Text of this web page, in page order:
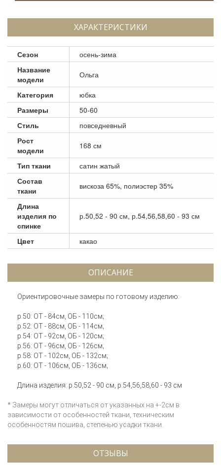
ХАРАКТЕРИСТИКИ
Сезон
осень-зима
Название
модели
Ольга
Категория
юбка
Размеры
50-60
Стиль
повседневный
Рост
модели
168 см
Тип ткани
сатин жатый
Состав
ткани
вискоза 65%, полиэстер 35%
Длина
изделия по
спинке
р.50,52 - 90 см, р.54,56,58,60 - 93 см
Цвет какао
ОПИСАНИЕ
Ориентировочные замеры по готовому изделию:
р.50: ОТ - 84см, ОБ - 110см;
р.52: ОТ - 88см, ОБ - 114см;
р.54: ОТ - 92см, ОБ - 120см;
р.56: ОТ - 96см, ОБ - 126см;
р.58: ОТ - 102см, ОБ - 132см;
р.60: ОТ - 106см, ОБ - 136см;
Длина изделия: р.50,52 - 90 см, р.54,56,58,60 - 93 см
* Замеры могут отличаться от указанных на +-2см в
зависимости от особенностей ткани, техническим
особенностям пошива, степенью усадки ткани.
ОТЗЫВЫ